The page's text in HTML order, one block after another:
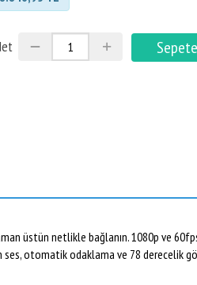
üstün netlikle bağlanın. 1080p ve
otomatik odaklama ve 78 derecelik